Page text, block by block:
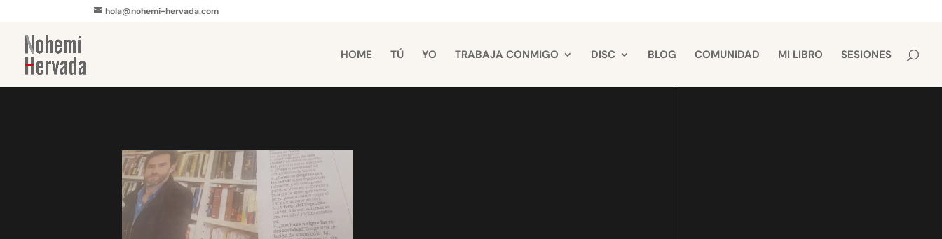
hola@nohemi-hervada.com
HOME TÚ YO TRABAJA CONMIGO DISC BLOG COMUNIDAD MI LIBRO SESIONES